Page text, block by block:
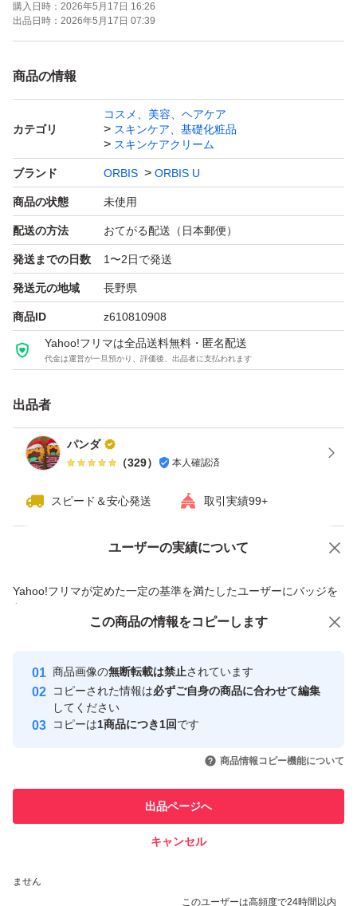
自宅保管品となります。
オルビスユードット
オルビスユードット エッセンスローション
オルビスユードット クリームモイスチャライザー
つめかえ用
オルビスユー ドット フォーミングウォッシュ
オルビスユードット モイスチャライザー つめかえ用 50g
（医薬部外品）
ブランド：ORBIS ORBIS U.
お肌の悩み：シミ、ソバカス エイジング
セット/単品：単品
購入日時： 2026年5月17日 16:26
出品日時： 2026年5月17日 07:39
商品の情報
カテゴリ
コスメ、美容、ヘアケア
スキンケア、基礎化粧品
スキンケアクリーム
ブランド ORBIS ORBIS U
商品の状態 未使用
配送の方法 おてがる配送（日本郵便）
発送までの日数 1〜2日で発送
発送元の地域 長野県
商品ID z610810908
Yahoo!フリマは全品送料無料・匿名配送
代金は運営が一旦預かり、評価後、出品者に支払われます
出品者
パンダ
（329） 本人確認済
スピード＆安心発送 取引実績99+
ユーザーの実績について
Yahoo!フリマが定めた一定の基準を満たしたユーザーにバッジを
付与しています
安心取引出品者
心・安全なユーザーです
取引実績
引を完了させた実績があります
での取引実績があります
ません
このユーザーは高頻度で24時間以内
価格の相談 商品への質問
この商品の情報をコピーします
商品画像の無断転載は禁止されています
コピーされた情報は必ずご自身の商品に合わせて編集
してください
コピーは1商品につき1回です
商品情報コピー機能について
出品ページへ
キャンセル
この商品をみている人にオススメ